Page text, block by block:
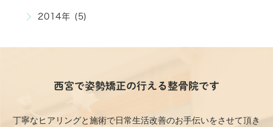
2014年 (5)
西宮で姿勢矯正の行える整骨院です
丁寧なヒアリングと施術で日常生活改善のお手伝いをさせて頂き